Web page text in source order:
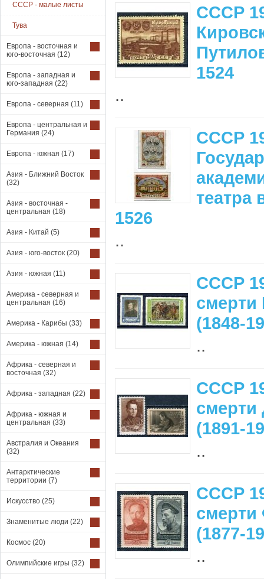
СССР - малые листы
Тува
Европа - восточная и
юго-восточная (12)
Европа - западная и
юго-западная (22)
Европа - северная (11)
Европа - центральная и
Германия (24)
Европа - южная (17)
Азия - Ближний Восток
(32)
Азия - восточная -
центральная (18)
Азия - Китай (5)
Азия - юго-восток (20)
Азия - южная (11)
Америка - северная и
центральная (16)
Америка - Карибы (33)
Америка - южная (14)
Африка - северная и
восточная (32)
Африка - западная (22)
Африка - южная и
центральная (33)
Австралия и Океания
(32)
Антарктические
территории (7)
Искусство (25)
Знаменитые люди (22)
Космос (20)
Олимпийские игры (32)
СССР
1524
..
СССР
театра
1526
..
СССР
(1848-
..
СССР
(1891-
..
СССР
смерти
(1877-
..